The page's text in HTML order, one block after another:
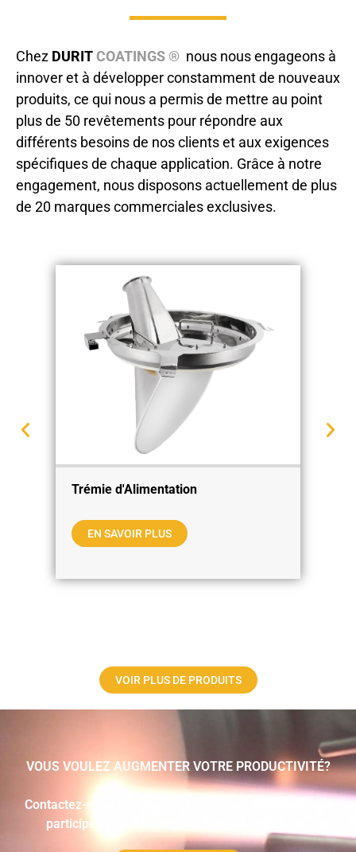
Chez DURITCOATINGS ® nous nous engageons à
innover et à développer constamment de nouveaux
produits, ce qui nous a permis de mettre au point
plus de 50 revêtements pour répondre aux
différents besoins de nos clients et aux exigences
spécifiques de chaque application. Grâce à notre
engagement, nous disposons actuellement de plus
de 20 marques commerciales exclusives.
Trémie d'Alimentation
EN SAVOIR PLUS
VOIR PLUS DE PRODUITS
VOUS VOULEZ AUGMENTER VOTRE PRODUCTIVITÉ?
Contactez-nous et découvrez comment nous pouvons
participer à la valorisation de votre entreprise!